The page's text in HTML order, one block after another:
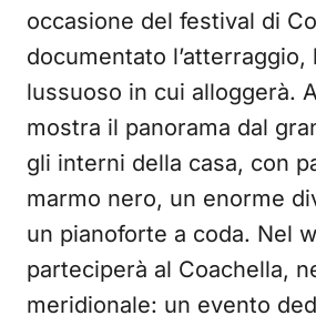
occasione del festival di
documentato l’atterraggio,
lussuoso in cui alloggerà.
mostra il panorama dal
gli interni della casa, con
marmo nero, un enorme
un pianoforte a coda. Nel
parteciperà al Coachella,
meridionale: un evento